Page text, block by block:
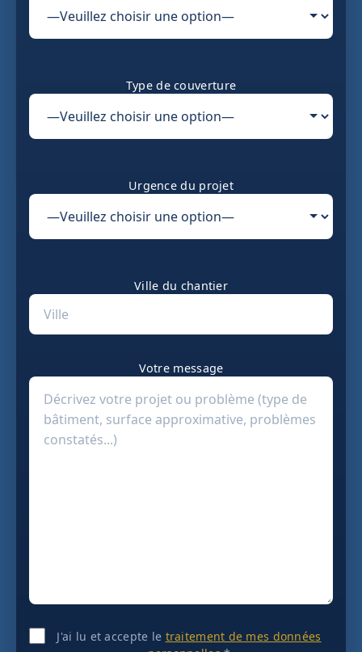
Type de couverture
Urgence du projet
Ville du chantier
Votre message
J'ai lu et accepte le traitement de mes données